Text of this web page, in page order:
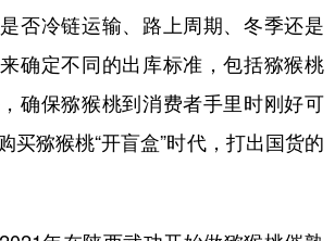
否冷链运输、路上周期、冬季还是
确定不同的出库标准，包括猕猴桃
确保猕猴桃到消费者手里时刚好可
买猕猴桃“开盲盒”时代，打出国货的